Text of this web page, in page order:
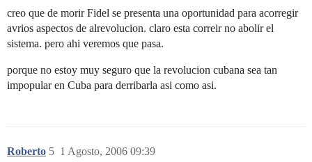
creo que de morir Fidel se presenta una oportunidad para acorregir
avrios aspectos de alrevolucion. claro esta correir no abolir el
sistema. pero ahi veremos que pasa.
porque no estoy muy seguro que la revolucion cubana sea tan
impopular en Cuba para derribarla asi como asi.
Roberto 1 Agosto, 2006 09:39
5